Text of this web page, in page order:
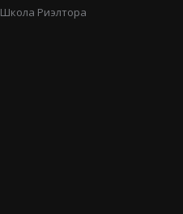
Школа Риэлтора